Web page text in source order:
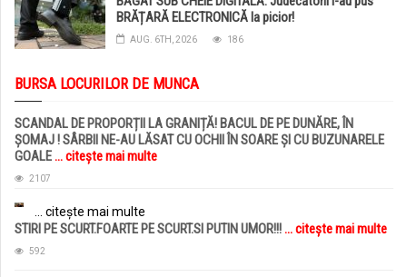
BRĂȚARĂ ELECTRONICĂ la picior!
AUG. 6TH, 2026 186
BURSA LOCURILOR DE MUNCA
SCANDAL DE PROPORȚII LA GRANIȚĂ! BACUL DE PE DUNĂRE, ÎN
ȘOMAJ ! SÂRBII NE-AU LĂSAT CU OCHII ÎN SOARE ȘI CU BUZUNARELE
GOALE ... citește mai multe
2107
... citește mai multe
STIRI PE SCURT.FOARTE PE SCURT.SI PUTIN UMOR!!! ... citește mai multe
592